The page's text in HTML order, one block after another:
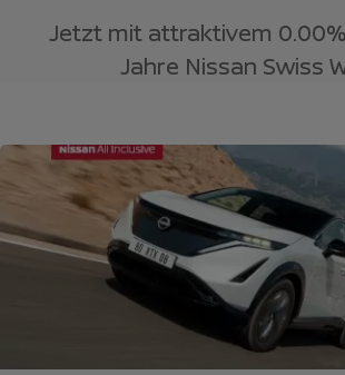
Jetzt mit attraktivem
Jahre Nissan Swiss